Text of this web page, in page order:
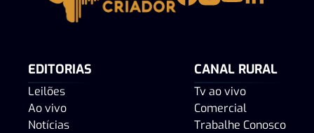
EDITORIAS
Leilões
Ao vivo
Notícias
CANAL RURAL
Tv ao vivo
Comercial
Trabalhe Conosco